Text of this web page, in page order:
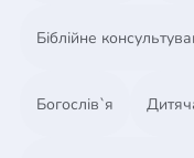
Біблійне
Богослів`я